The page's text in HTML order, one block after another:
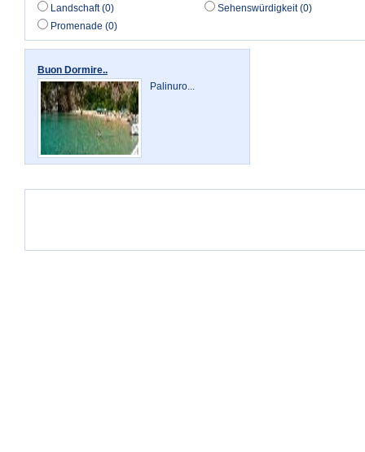
Landschaft (0)
Sehenswürdigkeit (0)
Promenade (0)
Buon Dormire..
Palinuro...